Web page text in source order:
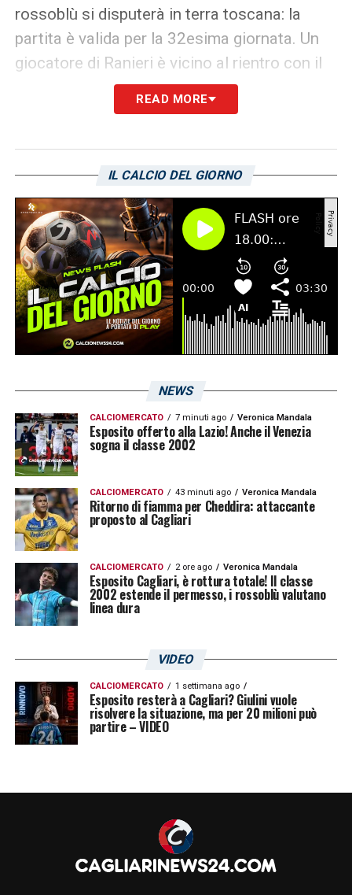
rossoblù si disputerà in terra toscana: la
partita è valida per la 32esima giornata. Un
giocatore di Ranieri è vicino al rientro con il
resto del gruppo. Si tratta di Rog: il
centrocampista croato è assente dai campi
Domus contro il Genoa (0-0). Come riportato
daL’Unione Sarda, nella giornata di oggi
potrebbe arriva il via libera per vedere Rog
allenarsi con il resto del gruppo. Nella
giornata di ieri, mercoledì 5 aprile, il croato si
è fermato sul finale per evitare
sovraccarichi.
READ MORE
IL CALCIO DEL GIORNO
NEWS
CALCIOMERCATO 7 minuti ago Veronica Mandala
Esposito offerto alla Lazio! Anche il Venezia
sogna il classe 2002
CALCIOMERCATO 43 minuti ago Veronica Mandala
Ritorno di fiamma per Cheddira: attaccante
proposto al Cagliari
CALCIOMERCATO 2 ore ago Veronica Mandala
Esposito Cagliari, è rottura totale! Il classe
2002 estende il permesso, i rossoblù valutano
linea dura
VIDEO
CALCIOMERCATO 1 settimana ago
Esposito resterà a Cagliari? Giulini vuole
risolvere la situazione, ma per 20 milioni può
partire – VIDEO